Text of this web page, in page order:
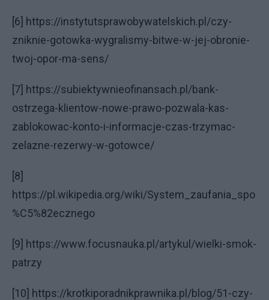
[6] https://instytutsprawobywatelskich.pl/czy-
zniknie-gotowka-wygralismy-bitwe-w-jej-obronie-
twoj-opor-ma-sens/
[7] https://subiektywnieofinansach.pl/bank-
ostrzega-klientow-nowe-prawo-pozwala-kas-
zablokowac-konto-i-informacje-czas-trzymac-
zelazne-rezerwy-w-gotowce/
[8]
https://pl.wikipedia.org/wiki/System_zaufania_spo
%C5%82ecznego
[9] https://www.focusnauka.pl/artykul/wielki-smok-
patrzy
[10] https://krotkiporadnikprawnika.pl/blog/51-czy-